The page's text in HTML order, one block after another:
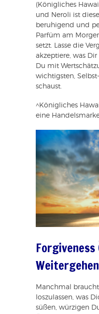
(Königliches
und Neroli ist
beruhigend und
Parfüm am
setzt. Lasse die
akzeptiere, was
Du mit
wichtigsten,
schaust.
^Königliches
eine
Forgiveness
Weitergehen
Manchmal
loszulassen, was
süßen, würzigen